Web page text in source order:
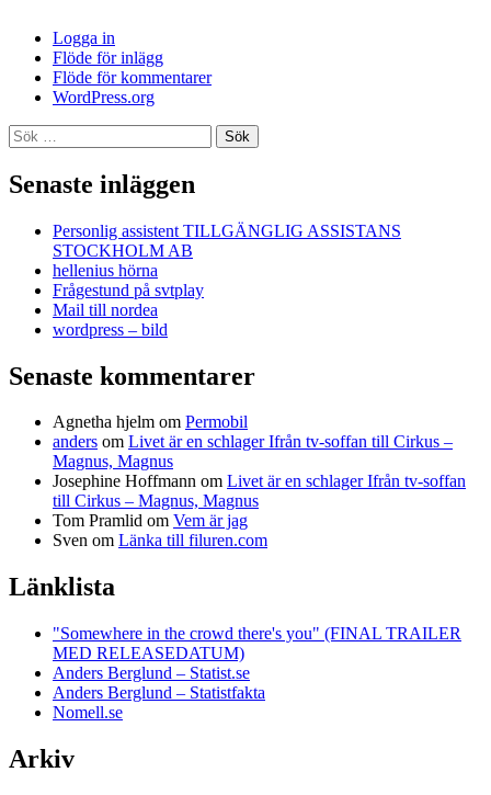
Logga in
Flöde för inlägg
Flöde för kommentarer
WordPress.org
Sök
efter:
Senaste inläggen
Personlig assistent TILLGÄNGLIG ASSISTANS
STOCKHOLM AB
hellenius hörna
Frågestund på svtplay
Mail till nordea
wordpress – bild
Senaste kommentarer
Agnetha hjelm om Permobil
anders om Livet är en schlager Ifrån tv-soffan till Cirkus –
Magnus, Magnus
Josephine Hoffmann om Livet är en schlager Ifrån tv-soffan
till Cirkus – Magnus, Magnus
Tom Pramlid om Vem är jag
Sven om Länka till filuren.com
Länklista
"Somewhere in the crowd there's you" (FINAL TRAILER
MED RELEASEDATUM)
Anders Berglund – Statist.se
Anders Berglund – Statistfakta
Nomell.se
Arkiv